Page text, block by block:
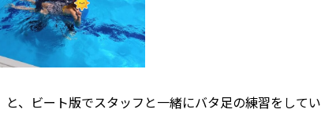
、ビート版でスタッフと一緒にバタ足の練習をしてい